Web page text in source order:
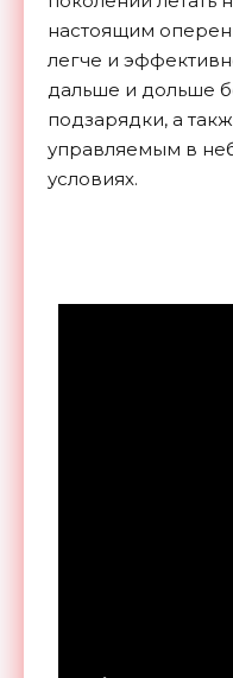
настоящим
легче и
дальше и дольше
подзарядки, а
управляемым в
условиях.